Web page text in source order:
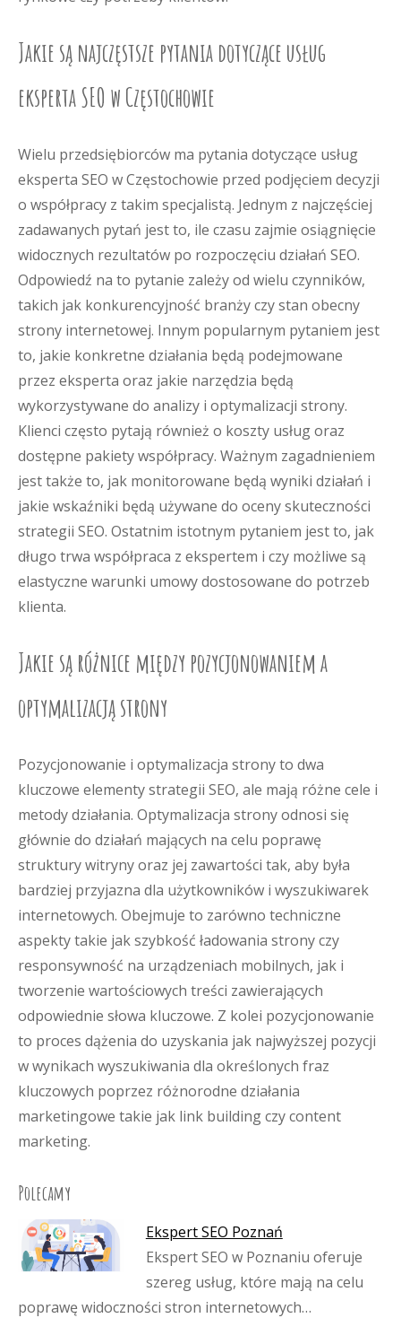
Jakie są najczęstsze pytania dotyczące usług
eksperta SEO w Częstochowie
Wielu przedsiębiorców ma pytania dotyczące usług
eksperta SEO w Częstochowie przed podjęciem decyzji
o współpracy z takim specjalistą. Jednym z najczęściej
zadawanych pytań jest to, ile czasu zajmie osiągnięcie
widocznych rezultatów po rozpoczęciu działań SEO.
Odpowiedź na to pytanie zależy od wielu czynników,
takich jak konkurencyjność branży czy stan obecny
strony internetowej. Innym popularnym pytaniem jest
to, jakie konkretne działania będą podejmowane
przez eksperta oraz jakie narzędzia będą
wykorzystywane do analizy i optymalizacji strony.
Klienci często pytają również o koszty usług oraz
dostępne pakiety współpracy. Ważnym zagadnieniem
jest także to, jak monitorowane będą wyniki działań i
jakie wskaźniki będą używane do oceny skuteczności
strategii SEO. Ostatnim istotnym pytaniem jest to, jak
długo trwa współpraca z ekspertem i czy możliwe są
elastyczne warunki umowy dostosowane do potrzeb
klienta.
Jakie są różnice między pozycjonowaniem a
optymalizacją strony
Pozycjonowanie i optymalizacja strony to dwa
kluczowe elementy strategii SEO, ale mają różne cele i
metody działania. Optymalizacja strony odnosi się
głównie do działań mających na celu poprawę
struktury witryny oraz jej zawartości tak, aby była
bardziej przyjazna dla użytkowników i wyszukiwarek
internetowych. Obejmuje to zarówno techniczne
aspekty takie jak szybkość ładowania strony czy
responsywność na urządzeniach mobilnych, jak i
tworzenie wartościowych treści zawierających
odpowiednie słowa kluczowe. Z kolei pozycjonowanie
to proces dążenia do uzyskania jak najwyższej pozycji
w wynikach wyszukiwania dla określonych fraz
kluczowych poprzez różnorodne działania
marketingowe takie jak link building czy content
marketing.
Polecamy
Ekspert SEO Poznań
Ekspert SEO w Poznaniu oferuje
szereg usług, które mają na celu
poprawę widoczności stron internetowych…